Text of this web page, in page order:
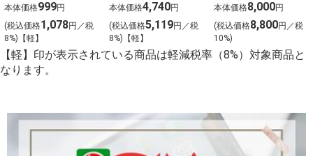
前）
本体価格999円
(税込価格1,078円／税
8%)【軽】
ット）3人前
本体価格4,740円
(税込価格5,119円／税
8%)【軽】
ッグ24点セット
本体価格8,000円
(税込価格8,800円／税
10%)
【軽】印が表示されている商品は軽減税率（8%）対象商品と
なります。